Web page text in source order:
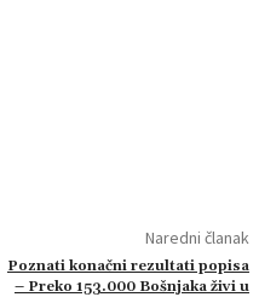
Naredni članak
Poznati konačni rezultati popisa
– Preko 153.000 Bošnjaka živi u